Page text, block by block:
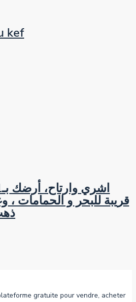
kef
قريبة للبحر و الحمامات
gratuite pour vendre, acheter